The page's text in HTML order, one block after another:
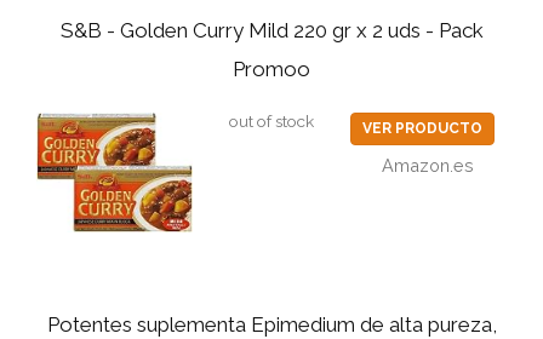
S&B - Golden Curry Mild 220 gr x 2 uds - Pack
Promoo
out of stock VER PRODUCTO
Amazon.es
Potentes suplementa Epimedium de alta pureza,